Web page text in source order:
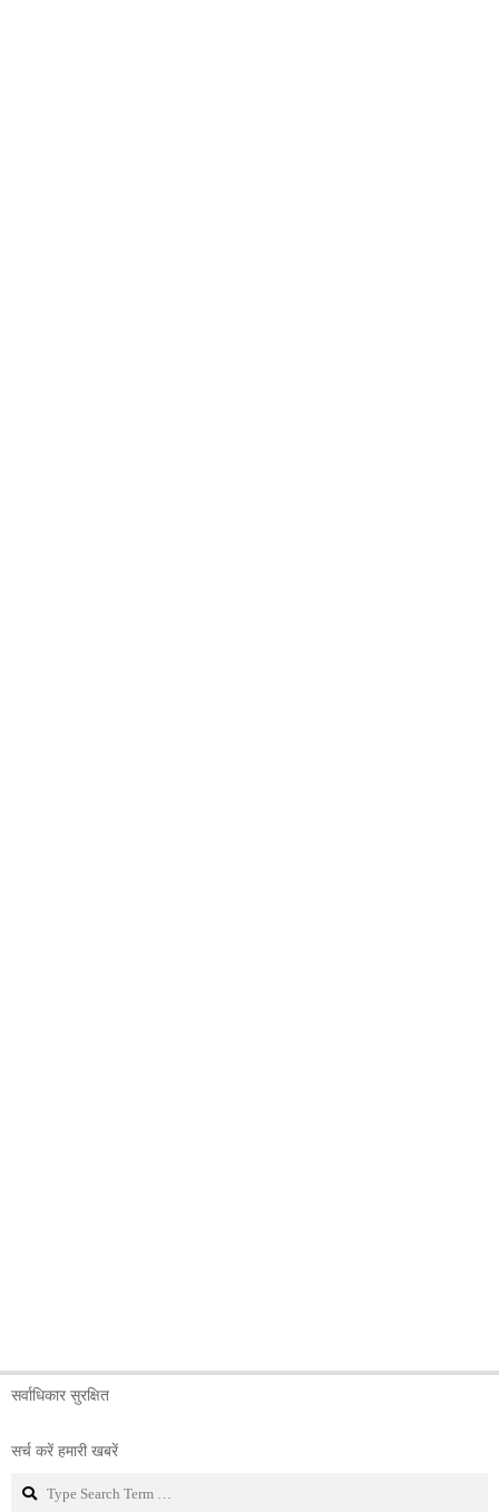
सर्वाधिकार सुरक्षित
सर्च करें हमारी खबरें